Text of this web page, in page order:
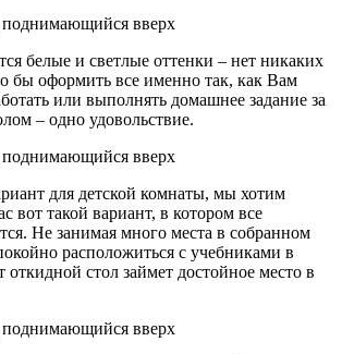
белые и светлые оттенки – нет никаких
бы оформить все именно так, как Вам
или выполнять домашнее задание за
– одно удовольствие.
для детской комнаты, мы хотим
вот такой вариант, в котором все
Не занимая много места в собранном
расположиться с учебниками в
откидной стол займет достойное место в